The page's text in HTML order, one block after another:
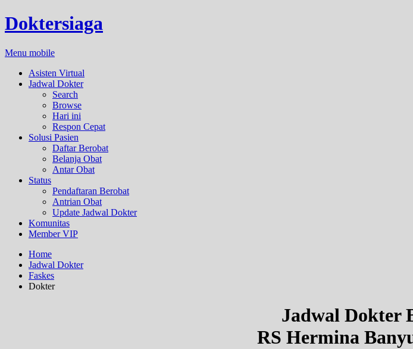
Doktersiaga
Menu mobile
Asisten Virtual
Jadwal Dokter
Search
Browse
Hari ini
Respon Cepat
Solusi Pasien
Daftar Berobat
Belanja Obat
Antar Obat
Status
Pendaftaran Berobat
Antrian Obat
Update Jadwal Dokter
Komunitas
Member VIP
Home
Jadwal Dokter
Faskes
Dokter
Jadwal Dokter
RS Hermina